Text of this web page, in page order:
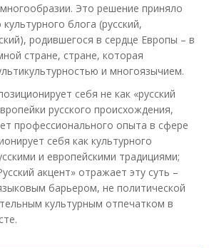
Это решение приняло
блога (русский,
родившегося в сердце Европы – в
стране, стране, которая
и многоязычием.
себя не как «русский
русского происхождения,
профессионального опыта в сфере
себя как культурного
и европейскими традициями;
акцент» отражает эту суть –
барьером, не политической
культурным отпечатком в